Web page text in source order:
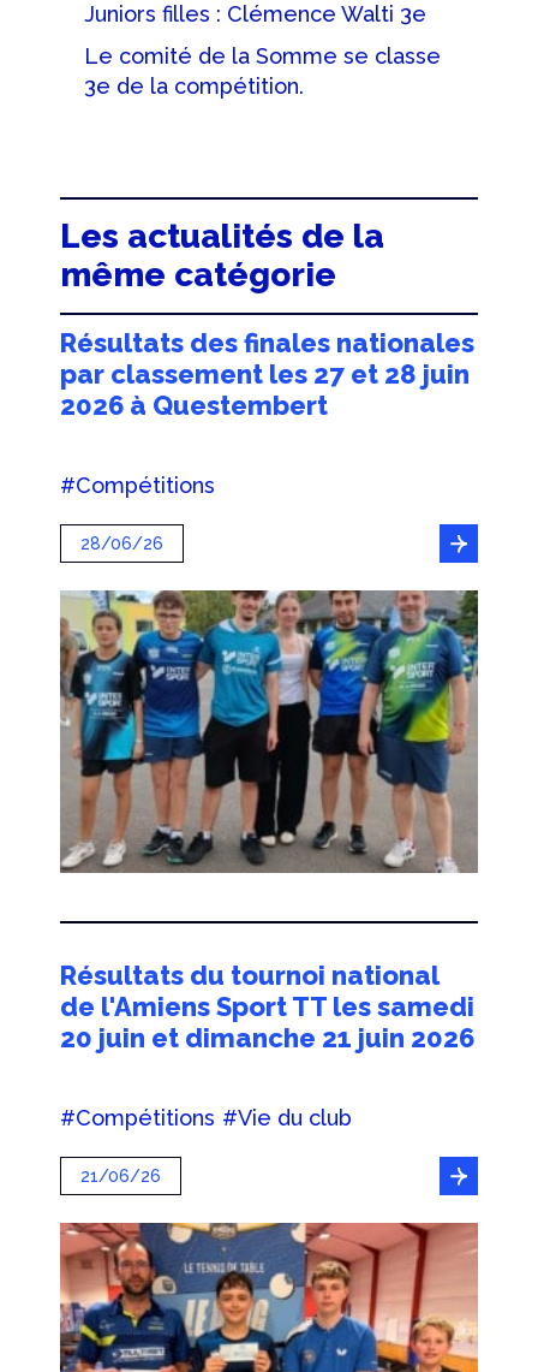
Juniors filles : Clémence Walti 3e
Le comité de la Somme se classe
3e de la compétition.
Les actualités de la
même catégorie
Résultats des finales nationales
par classement les 27 et 28 juin
2026 à Questembert
#Compétitions
28/06/26
Résultats du tournoi national
de l'Amiens Sport TT les samedi
20 juin et dimanche 21 juin 2026
#Compétitions #Vie du club
21/06/26